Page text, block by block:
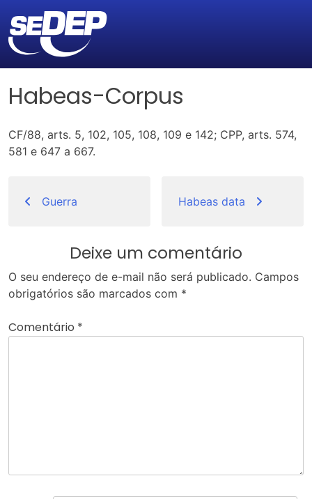
Habeas-Corpus
CF/88, arts. 5, 102, 105, 108, 109 e 142; CPP, arts. 574,
581 e 647 a 667.
de
Guerra Habeas data
Deixe um comentário
O seu endereço de e-mail não será publicado. Campos
obrigatórios são marcados com *
Comentário *